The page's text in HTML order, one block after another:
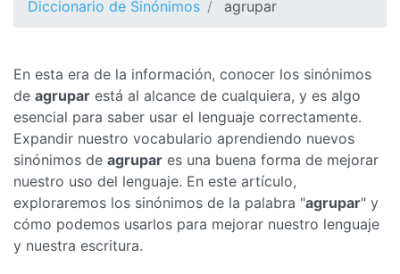
Diccionario de Sinónimos agrupar
En esta era de la información, conocer los sinónimos
de agrupar está al alcance de cualquiera, y es algo
esencial para saber usar el lenguaje correctamente.
Expandir nuestro vocabulario aprendiendo nuevos
sinónimos de agrupar es una buena forma de mejorar
nuestro uso del lenguaje. En este artículo,
exploraremos los sinónimos de la palabra "agrupar" y
cómo podemos usarlos para mejorar nuestro lenguaje
y nuestra escritura.